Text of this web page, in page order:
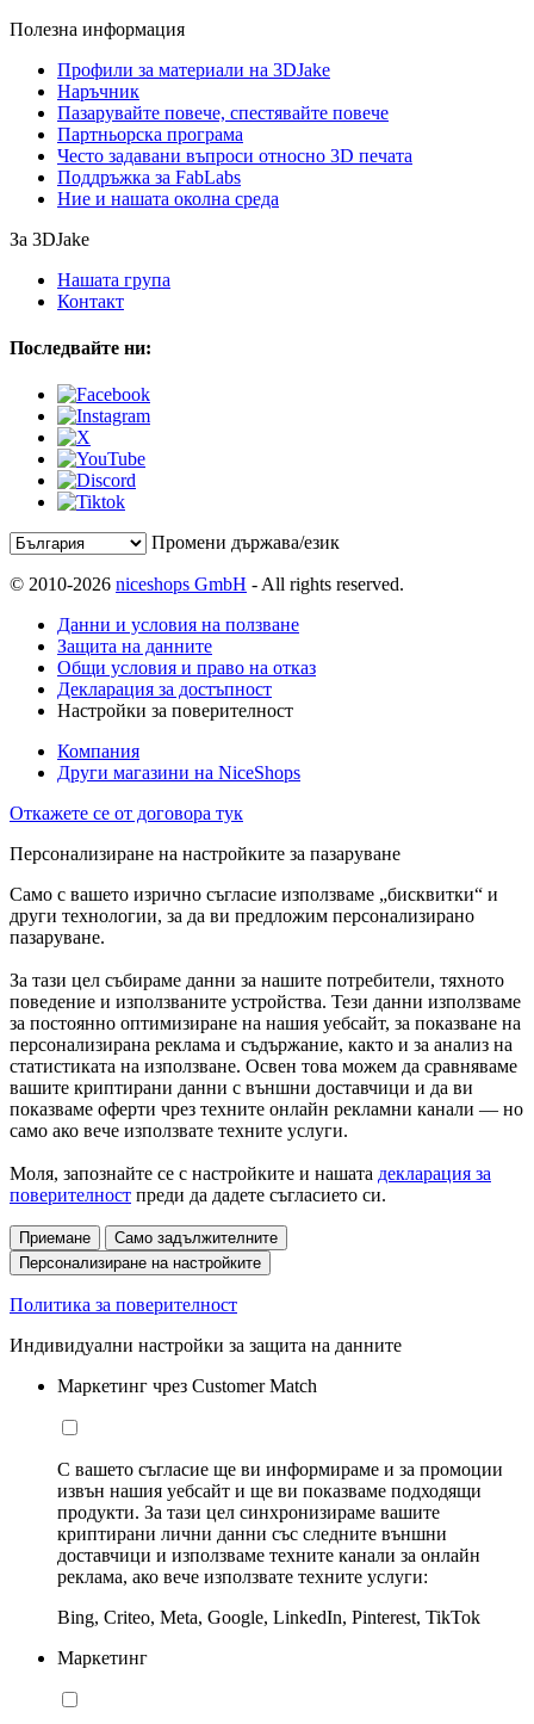
Полезна информация
Профили за материали на 3DJake
Наръчник
Пазарувайте повече, спестявайте повече
Партньорска програма
Често задавани въпроси относно 3D печата
Поддръжка за FabLabs
Ние и нашата околна среда
За 3DJake
Нашата група
Контакт
Последвайте ни:
Промени държава/език
© 2010-2026 niceshops GmbH - All rights reserved.
Данни и условия на ползване
Защита на данните
Общи условия и право на отказ
Декларация за достъпност
Настройки за поверителност
Компания
Други магазини на NiceShops
Откажете се от договора тук
Персонализиране на настройките за пазаруване
Само с вашето изрично съгласие използваме „бисквитки“ и
други технологии, за да ви предложим персонализирано
пазаруване.
За тази цел събираме данни за нашите потребители, тяхното
поведение и използваните устройства. Тези данни използваме
за постоянно оптимизиране на нашия уебсайт, за показване на
персонализирана реклама и съдържание, както и за анализ на
статистиката на използване. Освен това можем да сравняваме
вашите криптирани данни с външни доставчици и да ви
показваме оферти чрез техните онлайн рекламни канали — но
само ако вече използвате техните услуги.
Моля, запознайте се с настройките и нашата декларация за
поверителност преди да дадете съгласието си.
Приемане
Само задължителните
Персонализиране на настройките
Политика за поверителност
Индивидуални настройки за защита на данните
Маркетинг чрез Customer Match
С вашето съгласие ще ви информираме и за промоции
извън нашия уебсайт и ще ви показваме подходящи
продукти. За тази цел синхронизираме вашите
криптирани лични данни със следните външни
доставчици и използваме техните канали за онлайн
реклама, ако вече използвате техните услуги:
Bing, Criteo, Meta, Google, LinkedIn, Pinterest, TikTok
Маркетинг